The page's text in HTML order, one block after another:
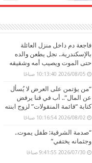
فاجعة دم داخل منزل العائلة
بالإسكندرية.. نجل يطعن والده
حتى الموت ويصيب أمه وشقيقه
2026/08/05 10:13:40 صباحًا
“من يؤتمن على العرض لا يُسأل
عن المال”.. أب في قنا يرفض
كتابة “قائمة المنقولات” لزوج ابنته
2026/08/02 10:16:54 صباحًا
“صدمة الشرقية: طفل يموت..
وجثمانه يختفي”
2026/07/30 9:41:55 صباحًا